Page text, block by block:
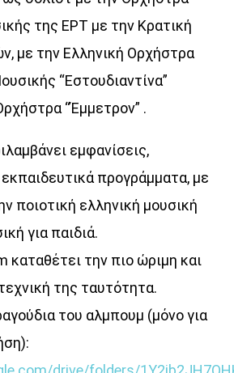
της ΕΡΤ με την Κρατική
με την Ελληνική Ορχήστρα
“Εστουδιαντίνα”
“Έμμετρον” .
εμφανίσεις,
προγράμματα, με
ποιοτική ελληνική μουσική
για παιδιά.
καταθέτει την πιο ώριμη και
της ταυτότητα.
του αλμπουμ (μόνο για